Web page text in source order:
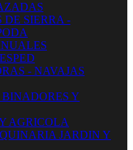
DE SIERRA -
- NAVAJAS
Y
AGRICOLA
JARDIN Y